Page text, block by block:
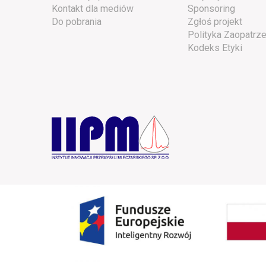
Kontakt dla mediów
Do pobrania
Sponsoring
Zgłoś projekt
Polityka
Kodeks Etyki